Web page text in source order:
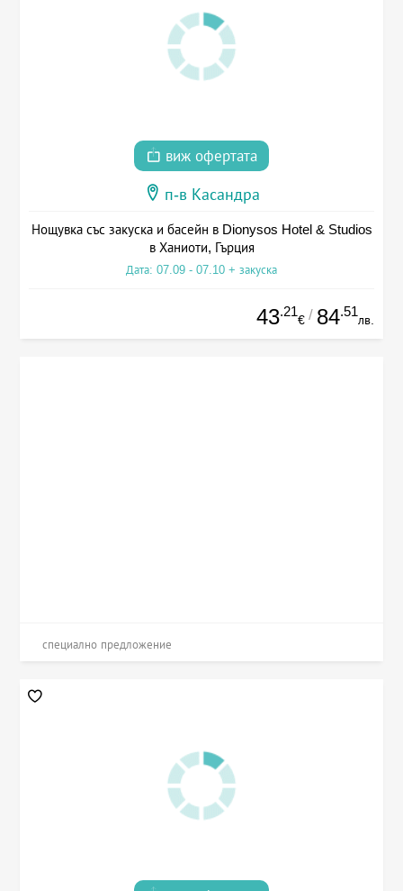
виж офертата
п-в Касандра
Нощувка със закуска и басейн в Dionysos Hotel & Studios
в Ханиоти, Гърция
Дата: 07.09 - 07.10 + закуска
43.21
€ / 84.51
лв.
специално предложение